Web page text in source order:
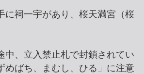
に祠一宇があり、桜天満宮（桜
中、立入禁止札で封鎖されてい
めばち、まむし、ひる」に注意